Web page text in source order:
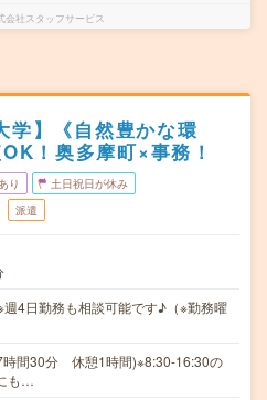
会社スタッフサービス
学】《自然豊かな環
！奥多摩町×事務！
り 土日祝日が休み
派遣
4日勤務も相談可能です♪（※勤務曜
時間30分 休憩1時間)※8:30-16:30の
も…